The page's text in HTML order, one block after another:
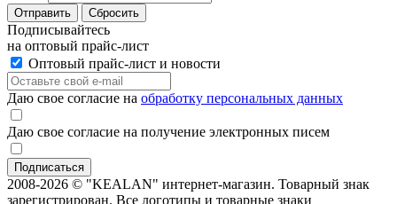
Отправить Сбросить
Подписывайтесь
на оптовый прайс-лист
Оптовый прайс-лист и новости
Даю свое согласие на обработку персональных данных
Даю свое согласие на получение электронных писем
2008-2026 © "KEALAN" интернет-магазин. Товарный знак
зарегистрирован. Все логотипы и товарные знаки